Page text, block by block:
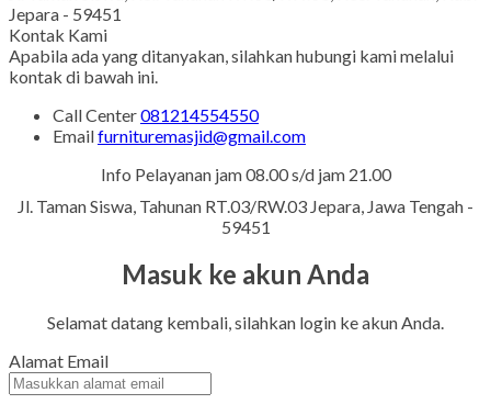
Jepara - 59451
Kontak Kami
Apabila ada yang ditanyakan, silahkan hubungi kami melalui
kontak di bawah ini.
Call Center081214554550
Emailfurnituremasjid@gmail.com
Info Pelayanan jam 08.00 s/d jam 21.00
Jl. Taman Siswa, Tahunan RT.03/RW.03 Jepara, Jawa Tengah -
59451
Masuk ke akun Anda
Selamat datang kembali, silahkan login ke akun Anda.
Alamat Email